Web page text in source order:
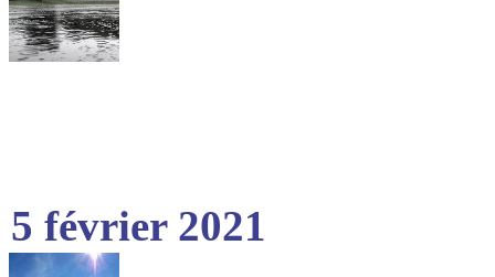
5 février 2021